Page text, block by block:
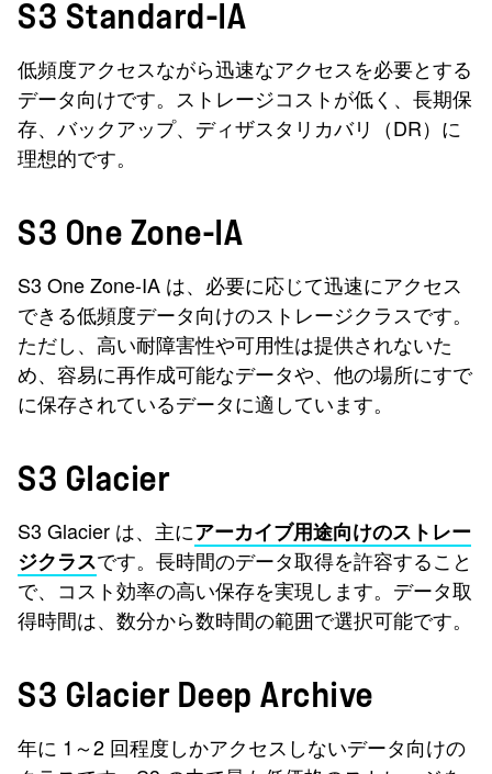
S3 Standard-IA
低頻度アクセスながら迅速なアクセスを必要とする
データ向けです。ストレージコストが低く、長期保
存、バックアップ、ディザスタリカバリ（DR）に
理想的です。
S3 One Zone-IA
S3 One Zone-IA は、必要に応じて迅速にアクセス
できる低頻度データ向けのストレージクラスです。
ただし、高い耐障害性や可用性は提供されないた
め、容易に再作成可能なデータや、他の場所にすで
に保存されているデータに適しています。
S3 Glacier
S3 Glacier は、主にアーカイブ用途向けのストレー
ジクラスです。長時間のデータ取得を許容すること
で、コスト効率の高い保存を実現します。データ取
得時間は、数分から数時間の範囲で選択可能です。
S3 Glacier Deep Archive
年に 1～2 回程度しかアクセスしないデータ向けの